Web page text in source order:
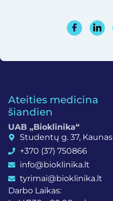
Ateities medicina
šiandien
UAB „Bioklinika“
Studentų g. 37, Kaunas
+370 (37) 750866
info@bioklinika.lt
tyrimai@bioklinika.lt
Darbo Laikas: